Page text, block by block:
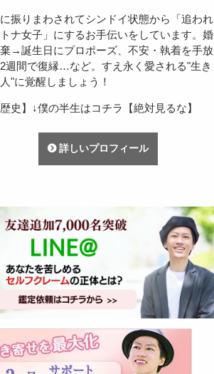
振りまわされてシンドイ状態から「追われ
ナ女子」にするお手伝いをしています。婚
→誕生日にプロポーズ、不安・執着を手放
2週間で復縁…など。すえ永く愛される"生き
"に覚醒しましょう！
歴史】↓僕の半生はコチラ【絶対見るな】
詳しいプロフィール